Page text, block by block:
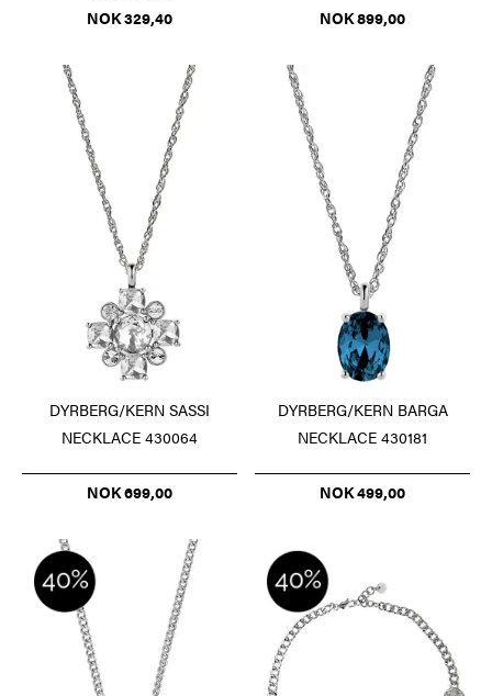
NOK 329,40
NOK 899,00
DYRBERG/KERN SASSI
NECKLACE 430064
NOK 699,00
DYRBERG/KERN BARGA
NECKLACE 430181
NOK 499,00